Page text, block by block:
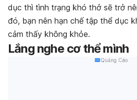
dục thì tình trạng khó thở sẽ trở
đó, bạn nên hạn chế tập thể dục
cảm thấy không khỏe.
Lắng nghe cơ thể mình
Quảng Cáo